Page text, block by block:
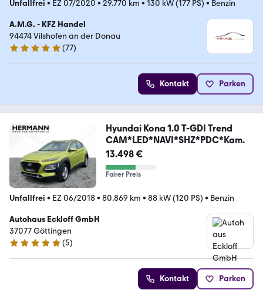
Unfallfrei • EZ 07/2020 • 29.770 km • 130 kW (177 PS) • Benzin
A.M.G. - KFZ Handel
94474 Vilshofen an der Donau
4.9 Sterne
(77)
Kontakt Parken
Hyundai Kona 1.0 T-GDI Trend
CAM*LED*NAVI*SHZ*PDC*Kam.
13.498 €
Fairer Preis
Unfallfrei • EZ 06/2018• 80.869 km • 88 kW (120 PS) • Benzin
Autohaus Eckloff GmbH
37077 Göttingen
4.8 Sterne
(5)
Kontakt Parken